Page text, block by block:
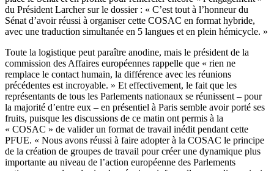
du Président Larcher sur le dossier : « C’est tout à l’honneur du
Sénat d’avoir réussi à organiser cette COSAC en format hybride,
avec une traduction simultanée en 5 langues et en plein hémicycle. »
Toute la logistique peut paraître anodine, mais le président de la
commission des Affaires européennes rappelle que « rien ne
remplace le contact humain, la différence avec les réunions
précédentes est incroyable. » Et effectivement, le fait que les
représentants de tous les Parlements nationaux se réunissent – pour
la majorité d’entre eux – en présentiel à Paris semble avoir porté ses
fruits, puisque les discussions de ce matin ont permis à la
« COSAC » de valider un format de travail inédit pendant cette
PFUE. « Nous avons réussi à faire adopter à la COSAC le principe
de la création de groupes de travail pour créer une dynamique plus
importante au niveau de l’action européenne des Parlements